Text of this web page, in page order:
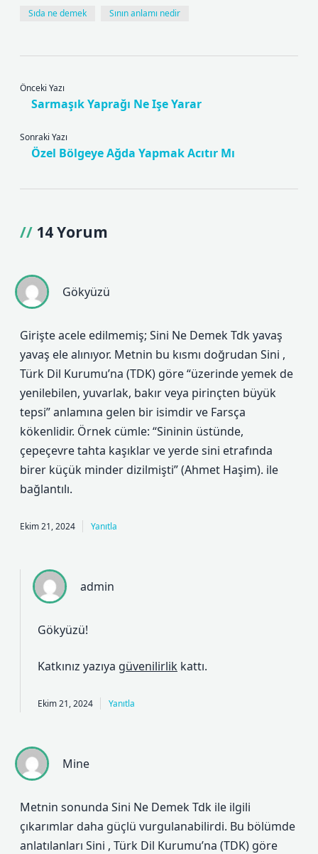
Sıda ne demek Sının anlamı nedir
Önceki Yazı
Sarmaşık Yaprağı Ne Işe Yarar
Sonraki Yazı
Özel Bölgeye Ağda Yapmak Acıtır Mı
14 Yorum
Gökyüzü
Girişte acele edilmemiş; Sini Ne Demek Tdk yavaş
yavaş ele alınıyor. Metnin bu kısmı doğrudan Sini ,
Türk Dil Kurumu’na (TDK) göre “üzerinde yemek de
yenilebilen, yuvarlak, bakır veya pirinçten büyük
tepsi” anlamına gelen bir isimdir ve Farsça
kökenlidir. Örnek cümle: “Sininin üstünde,
çepeçevre tahta kaşıklar ve yerde sini etrafında
birer küçük minder dizilmişti” (Ahmet Haşim). ile
bağlantılı.
Ekim 21, 2024 Yanıtla
admin
Gökyüzü!
Katkınız yazıya güvenilirlik kattı.
Ekim 21, 2024 Yanıtla
Mine
Metnin sonunda Sini Ne Demek Tdk ile ilgili
çıkarımlar daha güçlü vurgulanabilirdi. Bu bölümde
anlatılanları Sini , Türk Dil Kurumu’na (TDK) göre